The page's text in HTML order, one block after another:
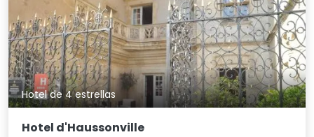
Hotel de 4 estrellas
Hotel d'Haussonville